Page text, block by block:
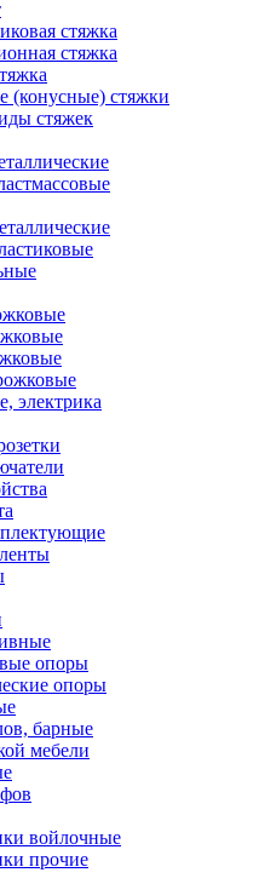
стяжка
стяжка
(конусные) стяжки
стяжек
электрика
опоры
опоры
барные
мебели
войлочные
прочие